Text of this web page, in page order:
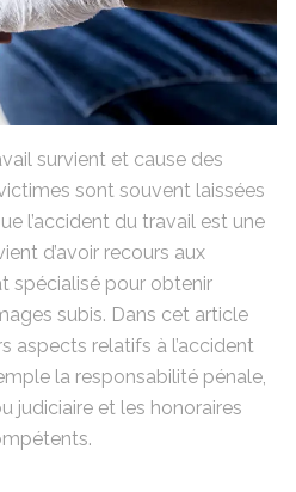
survient et cause des
sont souvent laissées
l’accident du travail est une
d’avoir recours aux
spécialisé pour obtenir
subis. Dans cet article
aspects relatifs à l’accident
la responsabilité pénale,
judiciaire et les honoraires